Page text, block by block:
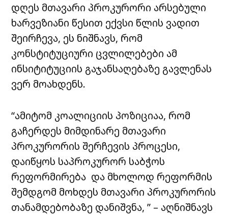
დღეს მთავარი პროკურორი არსებული
ხარვეზიანი წესით ექვსი წლის ვადით
შეირჩევა, ეს ნიშნავს, რომ
კონსტიტუციური ცვლილებები ამ
ინსიტიტუციის გაჯანსაღებაზე გავლენას
ვერ მოახდენს.
“ამიტომ კოალიციის პოზიციაა, რომ
გაჩერდეს მიმდინარე მთავარი
პროკურორის შერჩევის პროცესი,
დაიწყოს საპროკურორ საბჭოს
რეფორმირება და მხოლოდ რეფორმის
შემდგომ მოხდეს მთავარი პროკურორის
თანამდებობაზე დანიშვნა, ” – აღნიშნავს